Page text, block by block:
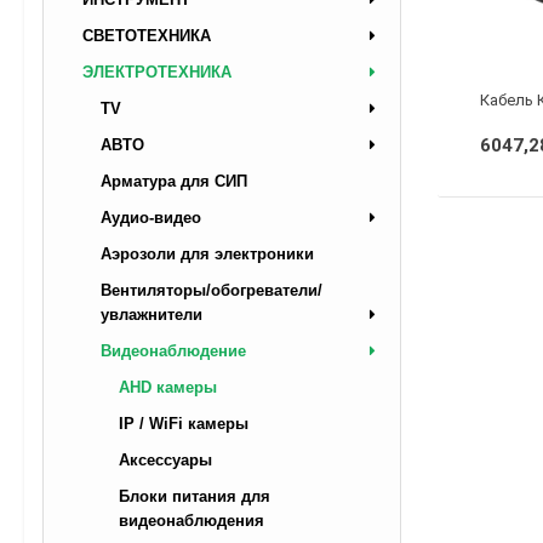
СВЕТОТЕХНИКА
ЭЛЕКТРОТЕХНИКА
TV
АВТО
Арматура для СИП
Аудио-видео
Аэрозоли для электроники
Вентиляторы/обогреватели/
увлажнители
Видеонаблюдение
AHD камеры
IP / WiFi камеры
Аксессуары
Блоки питания для
видеонаблюдения